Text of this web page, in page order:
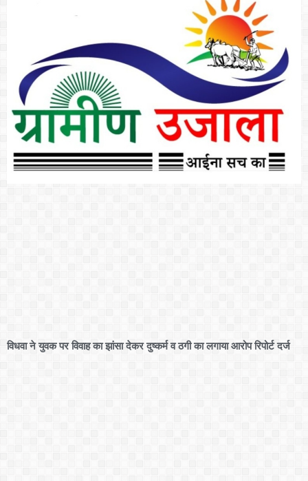
विधवा ने युवक पर विवाह का झांसा देकर दुष्कर्म व ठगी का लगाया आरोप रिपोर्ट दर्ज